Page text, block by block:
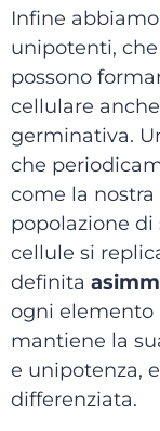
Infine
unipotenti,
possono
cellulare
germinativa.
che
come la
popolazione
cellule si
definita
ogni elemento
mantiene la
e unipotenza,
differenziata.